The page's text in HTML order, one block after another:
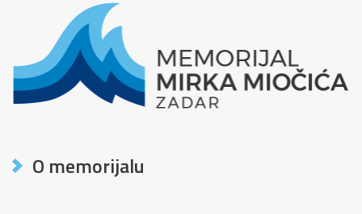
O memorijalu